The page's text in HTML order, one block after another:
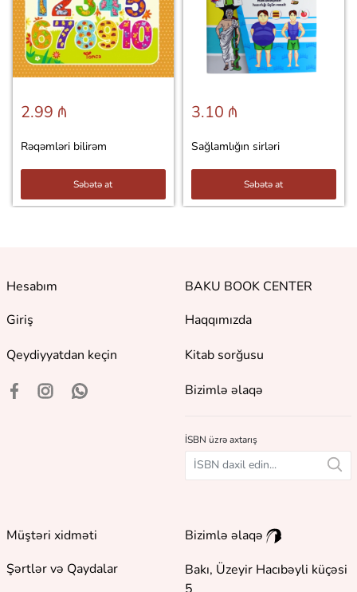
2.99 ₼
Rəqəmləri bilirəm
Səbətə at
3.10 ₼
Sağlamlığın sirləri
Səbətə at
Hesabım
Giriş
Qeydiyyatdan keçin
BAKU BOOK CENTER
Haqqımızda
Kitab sorğusu
Bizimlə əlaqə
İSBN üzrə axtarış
Müştəri xidməti
Şərtlər və Qaydalar
Bizimlə əlaqə
Bakı, Üzeyir Hacıbəyli küçəsi